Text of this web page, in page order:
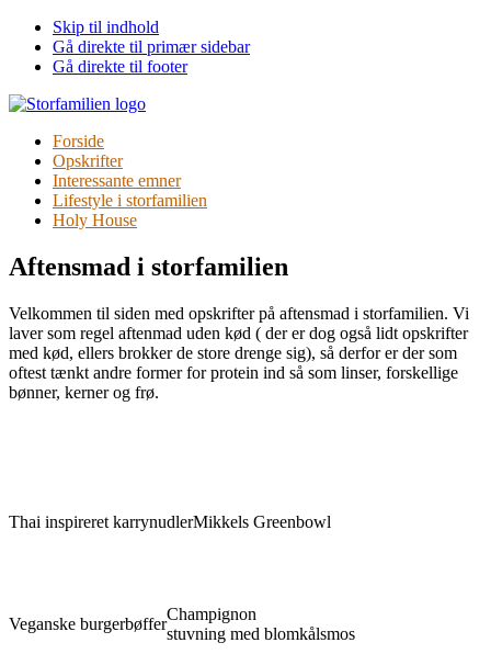
Skip til indhold
Gå direkte til primær sidebar
Gå direkte til footer
Forside
Opskrifter
Interessante emner
Lifestyle i storfamilien
Holy House
Aftensmad i storfamilien
Velkommen til siden med opskrifter på aftensmad i storfamilien. Vi
laver som regel aftenmad uden kød ( der er dog også lidt opskrifter
med kød, ellers brokker de store drenge sig), så derfor er der som
oftest tænkt andre former for protein ind så som linser, forskellige
bønner, kerner og frø.
Thai inspireret karrynudlerMikkels Greenbowl
Veganske burgerbøffer
Champignon
stuvning med blomkålsmos